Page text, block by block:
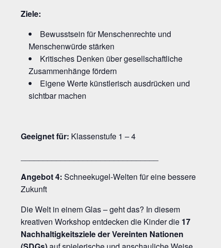
Ziele:
Bewusstsein für Menschenrechte und
Menschenwürde stärken
Kritisches Denken über gesellschaftliche
Zusammenhänge fördern
Eigene Werte künstlerisch ausdrücken und
sichtbar machen
Geeignet für: Klassenstufe 1 – 4
Angebot 4: Schneekugel-Welten für eine bessere
Zukunft
Die Welt in einem Glas – geht das? In diesem
kreativen Workshop entdecken die Kinder die 17
Nachhaltigkeitsziele der Vereinten Nationen